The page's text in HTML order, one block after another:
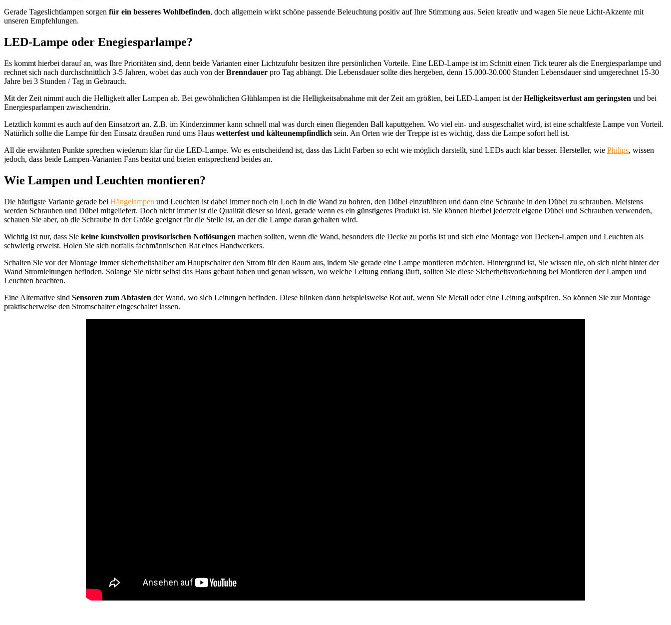
Gerade Tageslichtlampen sorgen für ein besseres Wohlbefinden, doch allgemein wirkt schöne passende Beleuchtung positiv auf Ihre Stimmung aus. Seien kreativ und wagen Sie neue Licht-Akzente mit
unseren Empfehlungen.
LED-Lampe oder Enegiesparlampe?
Es kommt hierbei darauf an, was Ihre Prioritäten sind, denn beide Varianten einer Lichtzufuhr besitzen ihre persönlichen Vorteile. Eine LED-Lampe ist im Schnitt einen Tick teurer als die Energiesparlampe und
rechnet sich nach durchschnittlich 3-5 Jahren, wobei das auch von derBrenndauer pro Tag abhängt. Die Lebensdauer sollte dies hergeben, denn 15.000-30.000 Stunden Lebensdauer sind umgerechnet 15-30
Jahre bei 3 Stunden / Tag in Gebrauch.
Mit der Zeit nimmt auch die Helligkeit aller Lampen ab. Bei gewöhnlichen Glühlampen ist die Helligkeitsabnahme mit der Zeit am größten, bei LED-Lampen ist derHelligkeitsverlust am geringsten und bei
Energiesparlampen zwischendrin.
Letztlich kommt es auch auf den Einsatzort an. Z.B. im Kinderzimmer kann schnell mal was durch einen fliegenden Ball kaputtgehen. Wo viel ein- und ausgeschaltet wird, ist eine schaltfeste Lampe von Vorteil.
Natürlich sollte die Lampe für den Einsatz draußen rund ums Haus wetterfest und kälteunempfindlich sein. An Orten wie der Treppe ist es wichtig, dass die Lampe sofort hell ist.
All die erwähnten Punkte sprechen wiederum klar für die LED-Lampe. Wo es entscheidend ist, dass das Licht Farben so echt wie möglich darstellt, sind LEDs auch klar besser. Hersteller, wie Philips, wissen
jedoch, dass beide Lampen-Varianten Fans besitzt und bieten entsprechend beides an.
Wie Lampen und Leuchten montieren?
Die häufigste Variante gerade bei Hängelampen und Leuchten ist dabei immer noch ein Loch in die Wand zu bohren, den Dübel einzuführen und dann eine Schraube in den Dübel zu schrauben. Meistens
werden Schrauben und Dübel mitgeliefert. Doch nicht immer ist die Qualität dieser so ideal, gerade wenn es ein günstigeres Produkt ist. Sie können hierbei jederzeit eigene Dübel und Schrauben verwenden,
schauen Sie aber, ob die Schraube in der Größe geeignet für die Stelle ist, an der die Lampe daran gehalten wird.
Wichtig ist nur, dass Sie keine kunstvollen provisorischen Notlösungen machen sollten, wenn die Wand, besonders die Decke zu porös ist und sich eine Montage von Decken-Lampen und Leuchten als
schwierig erweist. Holen Sie sich notfalls fachmännischen Rat eines Handwerkers.
Schalten Sie vor der Montage immer sicherheitshalber am Hauptschalter den Strom für den Raum aus, indem Sie gerade eine Lampe montieren möchten. Hintergrund ist, Sie wissen nie, ob sich nicht hinter der
Wand Stromleitungen befinden. Solange Sie nicht selbst das Haus gebaut haben und genau wissen, wo welche Leitung entlang läuft, sollten Sie diese Sicherheitsvorkehrung bei Montieren der Lampen und
Leuchten beachten.
Eine Alternative sind Sensoren zum Abtasten der Wand, wo sich Leitungen befinden. Diese blinken dann beispielsweise Rot auf, wenn Sie Metall oder eine Leitung aufspüren. So können Sie zur Montage
praktischerweise den Stromschalter eingeschaltet lassen.